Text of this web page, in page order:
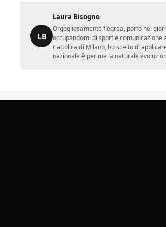
LB
Laura Bisogno
Orgogliosamente flegrea, porto nel
occupandomi di sport e
Cattolica di Milano, ho scelto di
nazionale è per me la naturale